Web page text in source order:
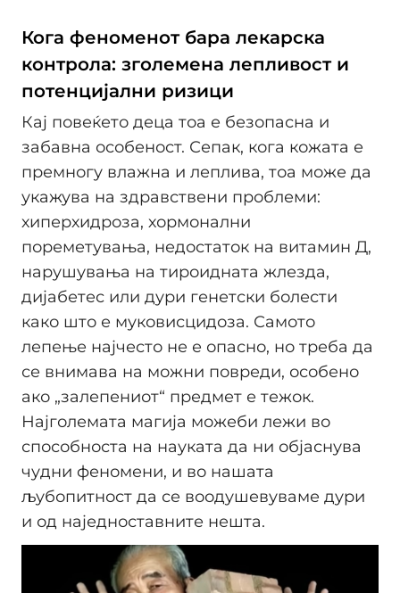
Кога феноменот бара лекарска
контрола: зголемена лепливост и
потенцијални ризици
Кај повеќето деца тоа е безопасна и
забавна особеност. Сепак, кога кожата е
премногу влажна и леплива, тоа може да
укажува на здравствени проблеми:
хиперхидроза, хормонални
пореметувања, недостаток на витамин Д,
нарушувања на тироидната жлезда,
дијабетес или дури генетски болести
како што е муковисцидоза. Самото
лепење најчесто не е опасно, но треба да
се внимава на можни повреди, особено
ако „залепениот“ предмет е тежок.
Најголемата магија можеби лежи во
способноста на науката да ни објаснува
чудни феномени, и во нашата
љубопитност да се воодушевуваме дури
и од наједноставните нешта.